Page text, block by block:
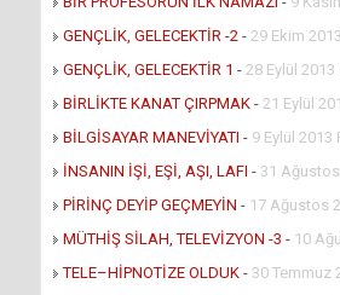
GENÇLİK, GELECEKTİR -2 - 29 Ekim
GENÇLİK, GELECEKTİR 1 - 28 Eylül
BİRLİKTE KANAT ÇIRPMAK - 21 Eylül
BİLGİSAYAR MANEVİYATI - 9 Eylül 2013
İNSANIN İŞİ, EŞİ, AŞI, LAFI - 31
PİRİNÇ DEYİP GEÇMEYİN - 17 Ağustos
MÜTHİŞ SİLAH, TELEVİZYON -3 - 10
TELE–HİPNOTİZE OLDUK - 30 Temmuz